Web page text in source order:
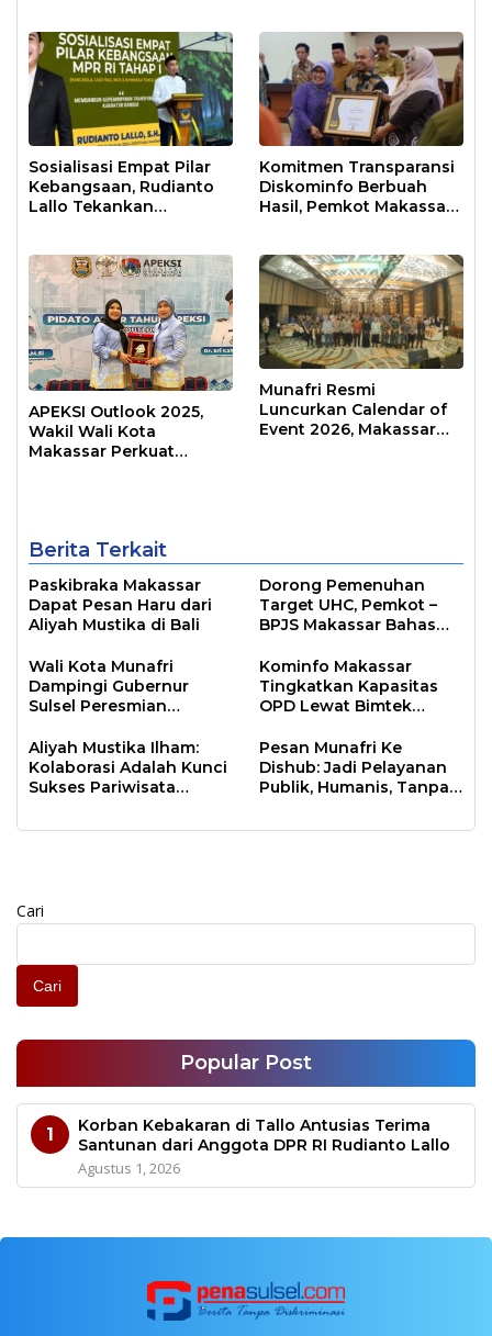
Sosialisasi Empat Pilar
Kebangsaan, Rudianto
Lallo Tekankan
Komitmen Transparansi
Diskominfo Berbuah
Hasil, Pemkot Makassar
APEKSI Outlook 2025,
Wakil Wali Kota
Makassar Perkuat
Munafri Resmi
Luncurkan Calendar of
Event 2026, Makassar
Berita Terkait
Paskibraka Makassar
Dapat Pesan Haru dari
Aliyah Mustika di Bali
Dorong Pemenuhan
Target UHC, Pemkot –
BPJS Makassar Bahas
Wali Kota Munafri
Dampingi Gubernur
Sulsel Peresmian
Samalona
Kominfo Makassar
Tingkatkan Kapasitas
OPD Lewat Bimtek
Aliyah Mustika Ilham:
Kolaborasi Adalah Kunci
Sukses Pariwisata
Pesan Munafri Ke
Dishub: Jadi Pelayanan
Publik, Humanis, Tanpa
Cari
Cari
Popular Post
1
Korban Kebakaran di Tallo Antusias Terima
Santunan dari Anggota DPR RI Rudianto Lallo
Agustus 1, 2026